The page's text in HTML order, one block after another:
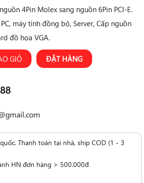
4Pin Molex sang nguồn 6Pin PCI-E.
máy tính đồng bộ, Server, Cấp nguồn
đồ họa VGA.
GIỎ ĐẶT HÀNG
Thanh toán tại nhà, ship COD (1 - 3
HN đơn hàng > 500.000đ